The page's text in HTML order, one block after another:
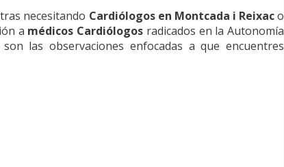
necesitando Cardiólogos en Montcada i Reixaco
a médicos Cardiólogos radicados en la Autonomía
las observaciones enfocadas a que encuentres